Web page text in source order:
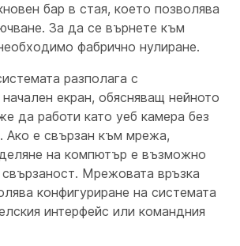
бар в стая, което позволява
За да се върнете към
фабрично нулиране.
разполага с
екран, обясняващ нейното
да работи като уеб камера без
Ако е свързан към мрежа,
на компютър е възможно
Мрежовата връзка
конфигуриране на системата
интерфейс или командния